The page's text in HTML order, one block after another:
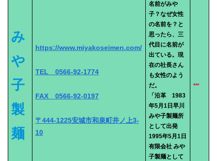
み
や
子
製
麺
https://www.miyakoseimen.com/
TEL 0566-92-1774
FAX 0566-92-0197
〒444-1225安城市和泉町井ノ上3-
10
名前がみや
子？なぜ女性
の名前を？と
思ったら、三
代目に名前が
出ている。現
在の社長さん
も女性のよう
だ。
「沿革 1983
年5月1日早川
みや子製麺所
として出発
1995年5月1日
有限会社 みや
子製麺として
***